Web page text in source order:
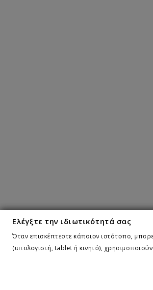
Ελέγξτε την ιδιωτικότητά σας
Όταν επισκέπτεστε κάποιον ιστότοπο,
(υπολογιστή, tablet ή κινητό),